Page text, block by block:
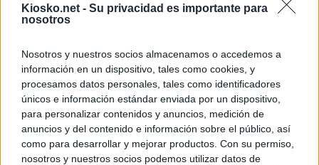
Kiosko.net - Su privacidad es importante para
nosotros
Nosotros y nuestros socios almacenamos o accedemos a
información en un dispositivo, tales como cookies, y
procesamos datos personales, tales como identificadores
únicos e información estándar enviada por un dispositivo,
para personalizar contenidos y anuncios, medición de
anuncios y del contenido e información sobre el público, así
como para desarrollar y mejorar productos. Con su permiso,
nosotros y nuestros socios podemos utilizar datos de